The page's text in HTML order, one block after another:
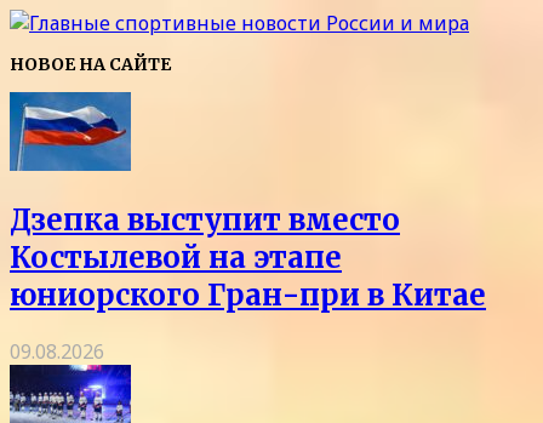
НОВОЕ НА САЙТЕ
Дзепка выступит вместо
Костылевой на этапе
юниорского Гран-при в Китае
09.08.2026